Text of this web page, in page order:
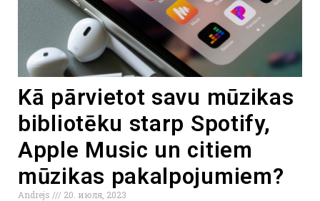
Kā pārvietot savu mūzikas
bibliotēku starp Spotify,
Apple Music un citiem
mūzikas pakalpojumiem?
Andrejs
20. июля, 2023